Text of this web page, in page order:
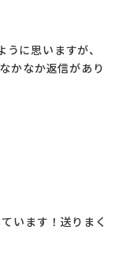
に思いますが、
かなか返信があり
います！送りまく